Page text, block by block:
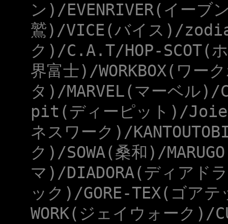
ン)/EVENRIVER(イーブ
鷲)/VICE(バイス)/
ク)/C.A.T/HOP-
界富士)/WORKBOX(ワ
タ)/MARVEL(マーベル
pit(ディーピット)/Joie(
ネスワーク)/
ク)/SOWA(桑和)/
マ)/DIADORA(ディアド
ック)/GORE-TEX(ゴア
WORK(ジェイウォーク)/